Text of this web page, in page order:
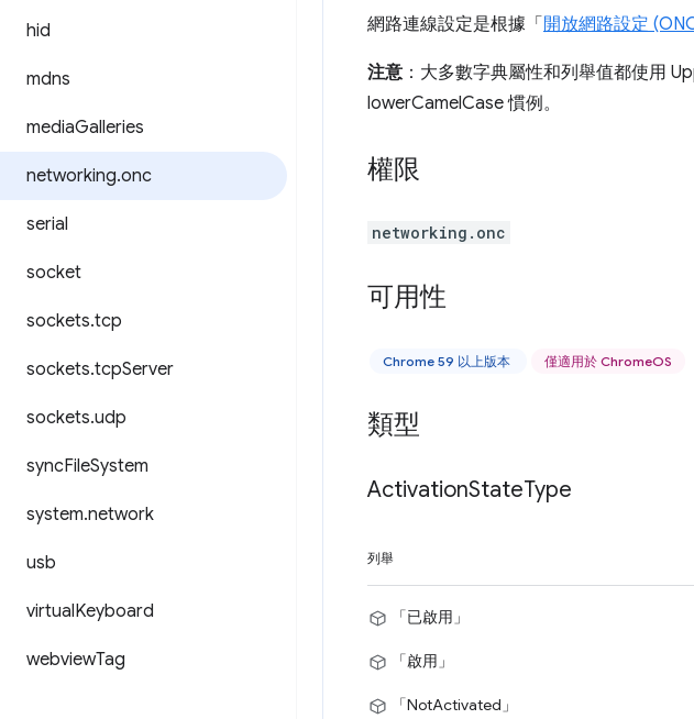
hid
mdns
mediaGalleries
networking.onc
serial
socket
sockets.tcp
sockets.tcpServer
sockets.udp
syncFileSystem
system.network
usb
virtualKeyboard
webviewTag
網路連線設定是根據「 開放網路設定
注意：大多數字典屬性和列舉值都使用
lowerCamelCase 慣例。
權限
networking.onc
可用性
Chrome 59 以上版本 僅適用於 ChromeOS
類型
ActivationStateType
列舉
「已啟用」
「啟用」
「NotActivated」